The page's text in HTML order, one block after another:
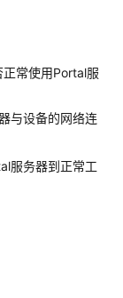
常使用Portal服
与设备的网络连
服务器到正常工